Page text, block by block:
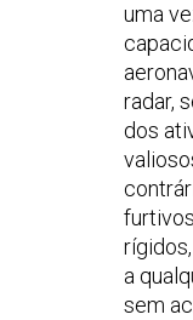
uma
radar,
dos
a
sem